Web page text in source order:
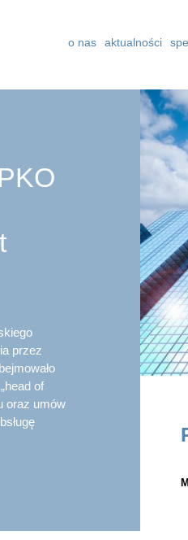
o nas
aktualności
przez
of
oraz umów